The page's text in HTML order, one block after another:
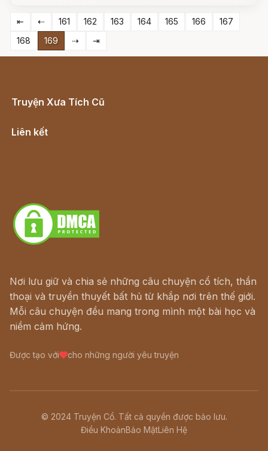
⇤ ⇠ 161 162 163 164 165 166
167
168
169 ⇢ ⇥
Truyện Xưa Tích Cũ
Liên kết
Nơi lưu giữ và chia sẻ những câu chuyện cổ tích, thần
thoại và truyền thuyết bất hủ từ khắp nơi trên thế giới.
Mỗi câu chuyện đều mang trong mình một bài học và
niềm cảm hứng.
Được tạo với cho những người yêu truyện
© 2024 Truyện Cổ. Tất cả quyền được bảo lưu.
Điều KhoảnBảo MậtLiên Hệ